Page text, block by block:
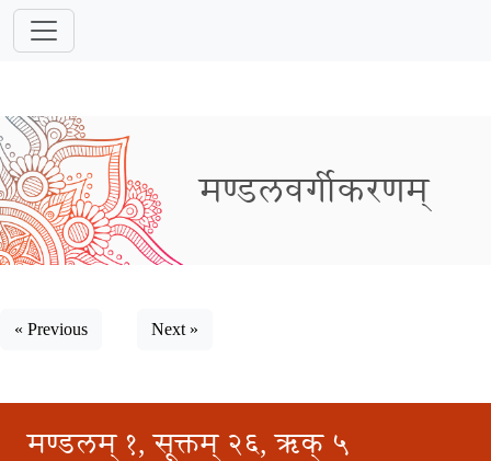
मण्डलवर्गीकरणम्
« Previous Next »
मण्डलम् १, सूक्तम् २६, ऋक् ५